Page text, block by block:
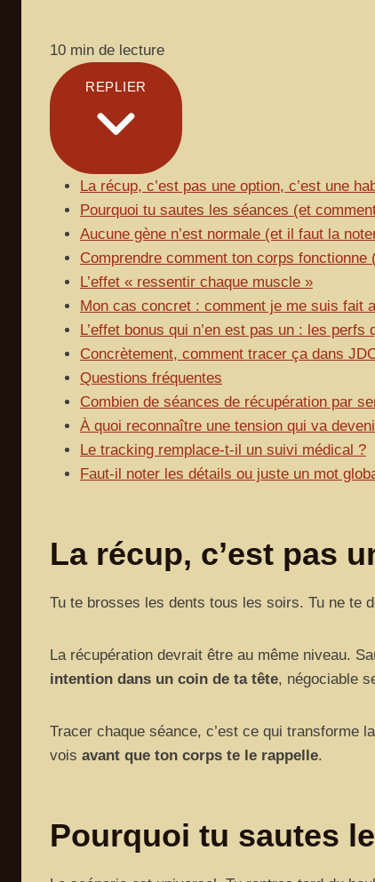
10 min de lecture
REPLIER
La récup, c’est pas une option, c’est une
Pourquoi tu sautes les séances (et
Aucune gène n’est normale (et il faut la
Comprendre comment ton corps fonctionne
L’effet « ressentir chaque muscle »
Mon cas concret : comment je me suis fait
L’effet bonus qui n’en est pas un : les perfs
Concrètement, comment tracer ça dans
Questions fréquentes
Combien de séances de récupération par
À quoi reconnaître une tension qui va
Le tracking remplace-t-il un suivi médical ?
Faut-il noter les détails ou juste un mot
La récup, c’est pas
Tu te brosses les dents tous les soirs. Tu ne te
La récupération devrait être au même niveau.
intention dans un coin de ta tête, négociable
Tracer chaque séance, c’est ce qui transforme
vois avant que ton corps te le rappelle.
Pourquoi tu sautes